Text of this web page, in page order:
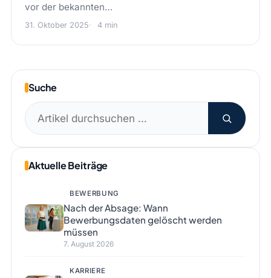
vor der bekannten…
31. Oktober 2025 4 min
Suche
Suchen
nach:
Aktuelle Beiträge
BEWERBUNG
Nach der Absage: Wann
Bewerbungsdaten gelöscht werden
müssen
7. August 2026
KARRIERE